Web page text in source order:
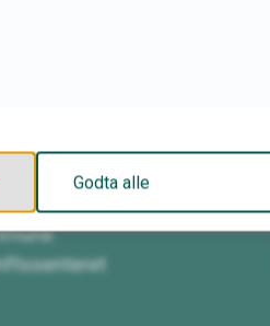
Godta alle